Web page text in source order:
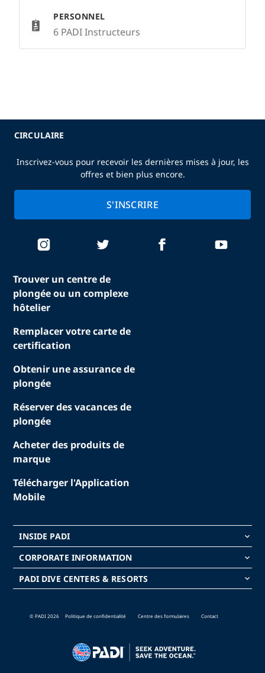
PERSONNEL
6 PADI Instructeurs
Trouver un centre de
plongée ou un complexe
hôtelier
Remplacer votre carte de
certification
Obtenir une assurance de
plongée
Réserver des vacances de
plongée
Acheter des produits de
marque
Télécharger l'Application
Mobile
INSIDE PADI keyboard_arrow_down
CORPORATE INFORMATION keyboard_arrow_down
PADI DIVE CENTERS & RESORTS keyboard_arrow_down
CIRCULAIRE
Inscrivez-vous pour recevoir les dernières mises à jour, les
offres et bien plus encore.
S'INSCRIRE
© PADI 2026 Politique de confidentialité Centre des formulaires Contact